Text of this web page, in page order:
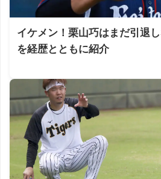
イケメン！栗山巧はまだ引退
を経歴とともに紹介